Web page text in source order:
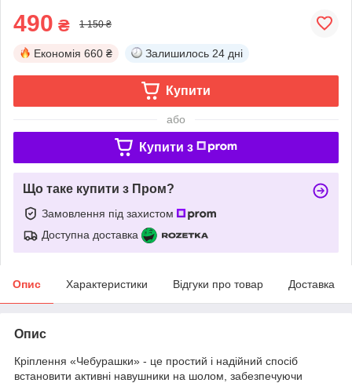
490 ₴ 1 150 ₴
Економія 660 ₴ Залишилось 24 дні
Купити
або
Купити з
Що таке купити з Пром?
Замовлення під захистом
Доступна доставка
Опис Характеристики Відгуки про товар Доставка
Опис
Кріплення «Чебурашки» - це простий і надійний спосіб
встановити активні навушники на шолом, забезпечуючи